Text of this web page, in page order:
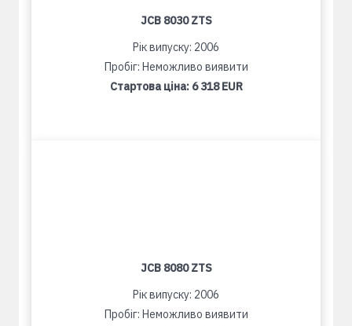
JCB 8030 ZTS
Рік випуску: 2006
Пробіг: Неможливо виявити
Стартова ціна: 6 318 EUR
JCB 8080 ZTS
Рік випуску: 2006
Пробіг: Неможливо виявити